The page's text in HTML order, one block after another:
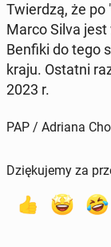
Twier­dzą, że po
Marco Silva jest
Benfiki do tego
kraju. Ostatni
2023 r.
PAP / Adriana
Dziękujemy za